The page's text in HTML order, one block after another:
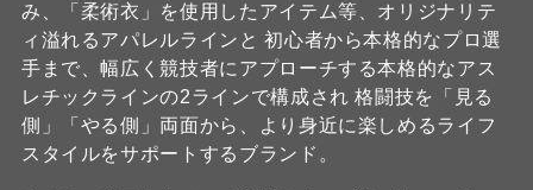
み、「柔術衣」を使用したアイテム等、オリジナリテ
ィ溢れるアパレルラインと 初心者から本格的なプロ選
手まで、幅広く競技者にアプローチする本格的なアス
レチックラインの2ラインで構成され 格闘技を「見る
側」「やる側」両面から、より身近に楽しめるライフ
スタイルをサポートするブランド。